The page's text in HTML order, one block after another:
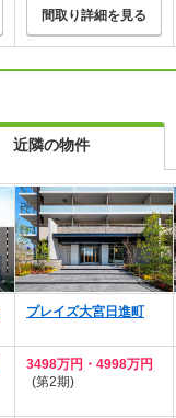
間取り詳細を見る
近隣の物件
プレイズ大宮日進町
3498万円・4998万円
(第2期)